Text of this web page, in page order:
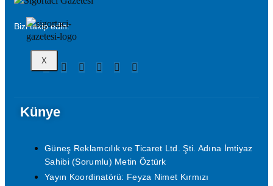
X
Bizi takip edin:
Künye
Güneş Reklamcılık ve Ticaret Ltd. Şti. Adına İmtiyaz
Sahibi (Sorumlu) Metin Öztürk
Yayın Koordinatörü: Feyza Nimet Kırmızı